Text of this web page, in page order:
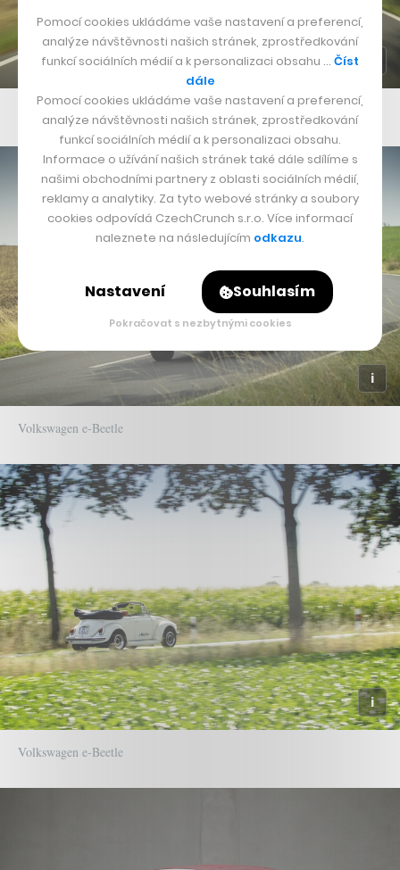
Volkswagen e-Beetle
Volkswagen e-Beetle
Volkswagen e-Beetle
Pomocí cookies ukládáme vaše nastavení a preferencí,
analýze návštěvnosti našich stránek, zprostředkování
funkcí sociálních médií a k personalizaci obsahu … Číst
dále
Pomocí cookies ukládáme vaše nastavení a preferencí,
analýze návštěvnosti našich stránek, zprostředkování
funkcí sociálních médií a k personalizaci obsahu.
Informace o užívání našich stránek také dále sdílíme s
našimi obchodními partnery z oblasti sociálních médií,
reklamy a analytiky. Za tyto webové stránky a soubory
cookies odpovídá CzechCrunch s.r.o. Více informací
naleznete na následujícím odkazu.
Nastavení Souhlasím
Pokračovat s nezbytnými cookies